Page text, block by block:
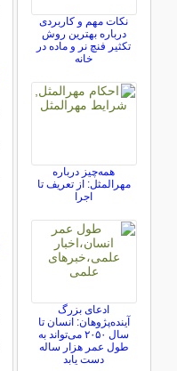
نکات مهم و کاربردی
درباره بهترین روش
تکثیر فنچ نر و ماده در
خانه
همه‌چیز درباره
مهرالمثل: از تعریف تا
اجرا
ادعای بزرگ
آینده‌پژوهان: انسان تا
سال ۲۰۵۰ می‌تواند به
طول عمر هزار ساله
دست یابد